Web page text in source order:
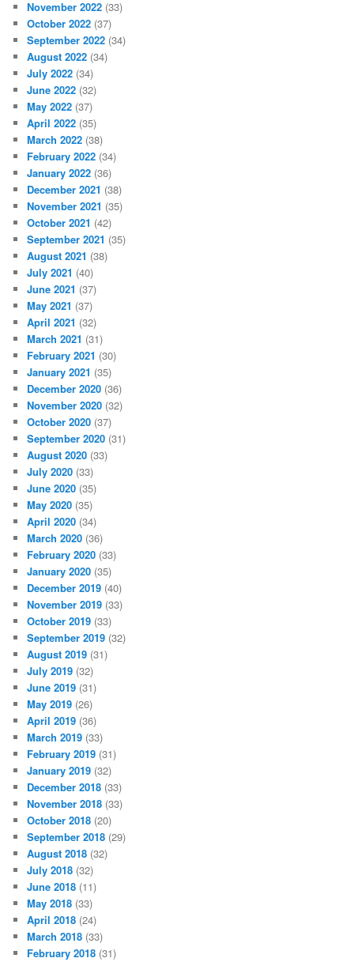
November 2022 (33)
October 2022 (37)
September 2022 (34)
August 2022 (34)
July 2022 (34)
June 2022 (32)
May 2022 (37)
April 2022 (35)
March 2022 (38)
February 2022 (34)
January 2022 (36)
December 2021 (38)
November 2021 (35)
October 2021 (42)
September 2021 (35)
August 2021 (38)
July 2021 (40)
June 2021 (37)
May 2021 (37)
April 2021 (32)
March 2021 (31)
February 2021 (30)
January 2021 (35)
December 2020 (36)
November 2020 (32)
October 2020 (37)
September 2020 (31)
August 2020 (33)
July 2020 (33)
June 2020 (35)
May 2020 (35)
April 2020 (34)
March 2020 (36)
February 2020 (33)
January 2020 (35)
December 2019 (40)
November 2019 (33)
October 2019 (33)
September 2019 (32)
August 2019 (31)
July 2019 (32)
June 2019 (31)
May 2019 (26)
April 2019 (36)
March 2019 (33)
February 2019 (31)
January 2019 (32)
December 2018 (33)
November 2018 (33)
October 2018 (20)
September 2018 (29)
August 2018 (32)
July 2018 (32)
June 2018 (11)
May 2018 (33)
April 2018 (24)
March 2018 (33)
February 2018 (31)